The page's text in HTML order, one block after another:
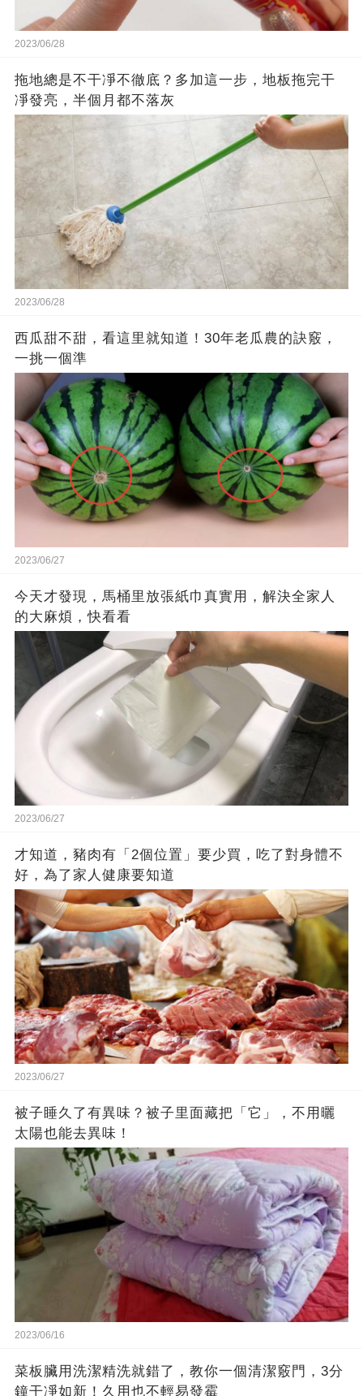
2023/06/28
拖地總是不干凈不徹底？多加這一步，地板拖完干
凈發亮，半個月都不落灰
2023/06/28
西瓜甜不甜，看這里就知道！30年老瓜農的訣竅，
一挑一個準
2023/06/27
今天才發現，馬桶里放張紙巾真實用，解決全家人
的大麻煩，快看看
2023/06/27
才知道，豬肉有「2個位置」要少買，吃了對身體不
好，為了家人健康要知道
2023/06/27
被子睡久了有異味？被子里面藏把「它」，不用曬
太陽也能去異味！
2023/06/16
菜板臟用洗潔精洗就錯了，教你一個清潔竅門，3分
鐘干凈如新！久用也不輕易發霉